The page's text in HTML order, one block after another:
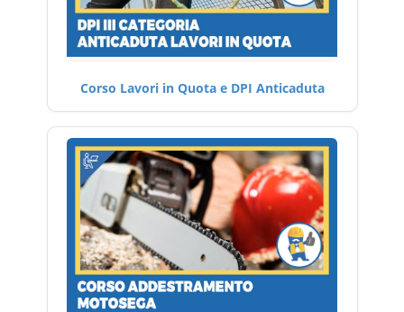
Corso Lavori in Quota e DPI Anticaduta